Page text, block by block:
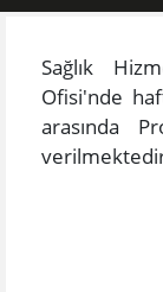
Sağlık
Ofisi'nde
arasında